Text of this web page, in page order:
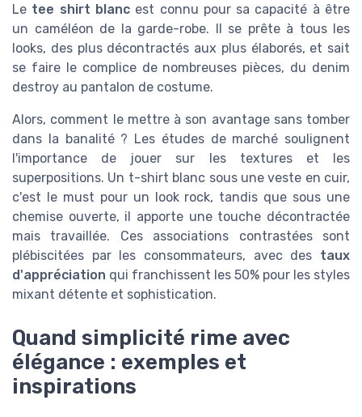
Le tee shirt blancest connu pour sa capacité à être
un caméléon de la garde-robe. Il se prête à tous les
looks, des plus décontractés aux plus élaborés, et sait
se faire le complice de nombreuses pièces, du denim
destroy au pantalon de costume.
Alors, comment le mettre à son avantage sans tomber
dans la banalité ? Les études de marché soulignent
l'importance de jouer sur les textures et les
superpositions. Un t-shirt blanc sous une veste en cuir,
c'est le must pour un look rock, tandis que sous une
chemise ouverte, il apporte une touche décontractée
mais travaillée. Ces associations contrastées sont
plébiscitées par les consommateurs, avec des taux
d'appréciation qui franchissent les 50% pour les styles
mixant détente et sophistication.
Quand simplicité rime avec
élégance : exemples et
inspirations